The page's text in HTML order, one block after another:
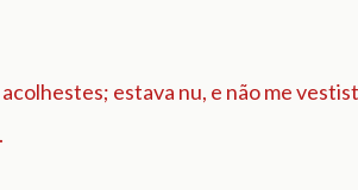
estava nu, e não me